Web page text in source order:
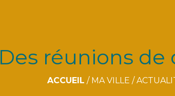
Des réunions
ACCUEIL / MA VILLE /